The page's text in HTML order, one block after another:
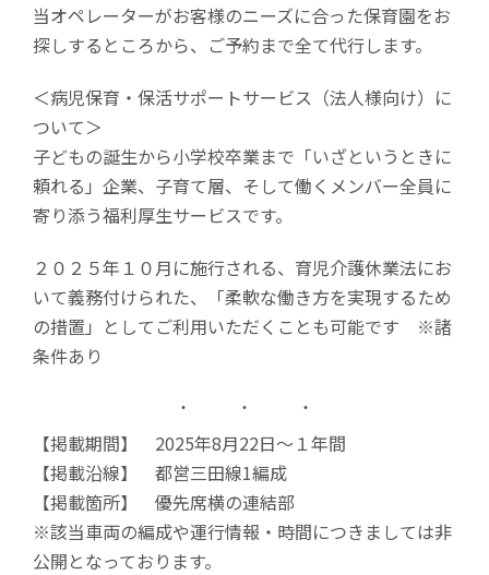
当オペレーターがお客様のニーズに合った保育園をお
探しするところから、ご予約まで全て代行します。
＜病児保育・保活サポートサービス（法人様向け）に
ついて＞
子どもの誕生から小学校卒業まで「いざというときに
頼れる」企業、子育て層、そして働くメンバー全員に
寄り添う福利厚生サービスです。
２０２５年１０月に施行される、育児介護休業法にお
いて義務付けられた、「柔軟な働き方を実現するため
の措置」としてご利用いただくことも可能です ※諸
条件あり
【掲載期間】 2025年8月22日〜１年間
【掲載沿線】 都営三田線1編成
【掲載箇所】 優先席横の連結部
※該当車両の編成や運行情報・時間につきましては非
公開となっております。